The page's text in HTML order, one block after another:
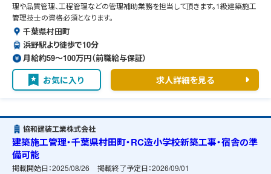
理や品質管理、工程管理などの管理補助業務を担当して頂きます。1級建築施工
管理技士の資格必須となります。
千葉県村田町
浜野駅より徒歩で10分
月給約59〜100万円（前職給与保証）
お気に入り 求人詳細を見る
協和建装工業株式会社
建築施工管理・千葉県村田町・RC造小学校新築工事・宿舎の準
備可能
掲載開始日：2025/08/26 掲載終了予定日：2026/09/01